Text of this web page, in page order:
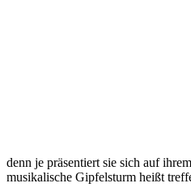
denn je präsentiert sie sich auf
musikalische Gipfelsturm heißt